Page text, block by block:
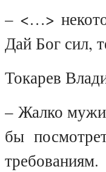
– <…>
Дай Бог сил,
Токарев
– Жалко
бы